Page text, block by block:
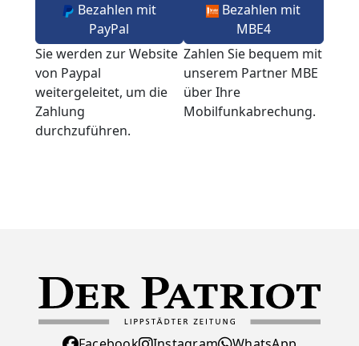
Bezahlen mit
PayPal
Sie werden zur Website
von Paypal
weitergeleitet, um die
Zahlung
durchzuführen.
Bezahlen mit
MBE4
Zahlen Sie bequem mit
unserem Partner MBE
über Ihre
Mobilfunkabrechung.